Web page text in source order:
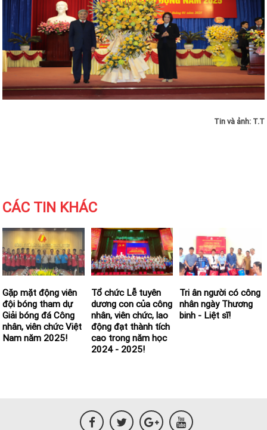
Tin và ảnh: T.T
CÁC TIN KHÁC
Gặp mặt động viên
đội bóng tham dự
Giải bóng đá Công
nhân, viên chức Việt
Nam năm 2025!
Tổ chức Lễ tuyên
dương con của công
nhân, viên chức, lao
động đạt thành tích
cao trong năm học
2024 - 2025!
Tri ân người có công
nhân ngày Thương
binh - Liệt sĩ!